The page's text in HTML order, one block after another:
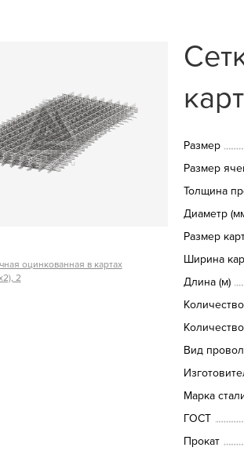
оцинкованная в картах
2
Размер
Размер
Толщина
Диаметр
Размер
Ширина
Длина (м)
Вид
Марка
ГОСТ
Прокат